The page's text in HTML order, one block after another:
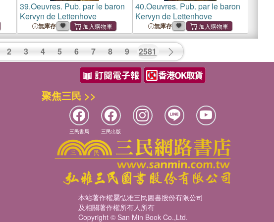
39.Oeuvres. Pub. par le baron
Kervyn de Lettenhove
無庫存
40.Oeuvres. Pub. par le baron
Kervyn de Lettenhove
無庫存
2 3 4 5 6 7 8 9 2581
聚焦三民 >>
三民書局 三民出版
本站著作權屬弘雅三民圖書股份有限公司
及相關著作權所有人所有
Copyright © San Min Book Co.,Ltd.